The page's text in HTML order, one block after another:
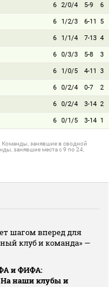
6 2/0/4 5-9 6
6 1/2/3 6-11 5
6 1/1/4 7-13 4
6 0/3/3 5-8 3
6 1/0/5 4-11 3
6 0/2/4 0-7 2
6 0/2/4 3-14 2
6 0/1/5 3-14 1
Команды, занявшие в сводной
занявшие места с 9 по 24,
шагом вперед для
клуб и команда» —
и ФИФА:
наши клубы и